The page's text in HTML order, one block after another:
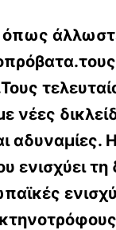
νέες
αδυναμίες.
ενισχύει